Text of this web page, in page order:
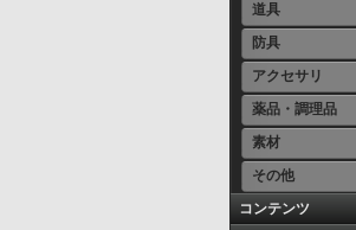
道具
防具
アクセサリ
薬品・調理品
素材
その他
コンテンツ